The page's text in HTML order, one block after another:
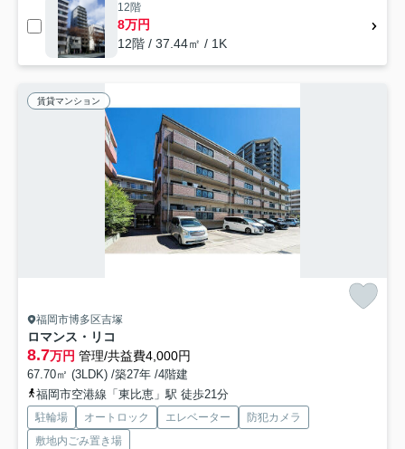
12階
8万円
12階 / 37.44㎡ / 1K
賃貸マンション
福岡市博多区吉塚
ロマンス・リコ
8.7万円 管理/共益費4,000円
67.70㎡ (3LDK) /築27年 /4階建
福岡市空港線「東比恵」駅 徒歩21分
駐輪場 オートロック エレベーター
防犯カメラ
敷地内ごみ置き場